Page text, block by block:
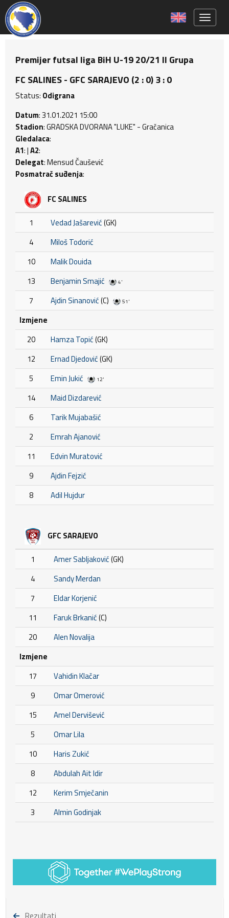
Premijer futsal liga BiH U-19 20/21 II Grupa
FC SALINES - GFC SARAJEVO (2 : 0) 3 : 0
Status: Odigrana
Datum: 31.01.2021 15:00
Stadion: GRADSKA DVORANA "LUKE" - Gračanica
Gledalaca:
A1: |A2:
Delegat: Mensud Čaušević
Posmatrač suđenja:
FC SALINES
1 Vedad Jašarević(GK)
4
Miloš Todorić
10
Malik Douida
13
Benjamin Smajić 4'
7 Ajdin Sinanović(C) 51'
Izmjene
20
Hamza Topić(GK)
12
Ernad Djedović(GK)
5
Emin Jukić 12'
14
Maid Dizdarević
6
Tarik Mujabašić
2
Emrah Ajanović
11
Edvin Muratović
9
Ajdin Fejzić
8
Adil Hujdur
GFC SARAJEVO
1 Amer Sabljaković(GK)
4
Sandy Merdan
7
Eldar Korjenić
11
Faruk Brkanić(C)
20
Alen Novalija
Izmjene
17
Vahidin Klačar
9
Omar Omerović
15
Amel Dervišević
5
Omar Lila
10
Haris Zukić
8
Abdulah Ait Idir
12
Kerim Smječanin
3
Almin Godinjak